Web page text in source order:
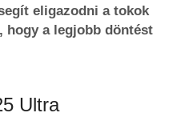
eligazodni a tokok
hogy a legjobb döntést
Ultra